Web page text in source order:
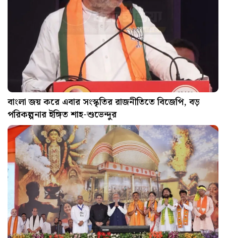
বাংলা জয় করে এবার সংস্কৃতির রাজনীতিতে বিজেপি, বড়
পরিকল্পনার ইঙ্গিত শাহ-শুভেন্দুর